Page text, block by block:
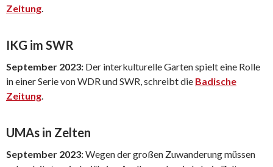
Zeitung.
IKG im SWR
September 2023: Der interkulturelle Garten spielt eine Rolle
in einer Serie von WDR und SWR, schreibt die Badische
Zeitung.
UMAs in Zelten
September 2023:Wegen der großen Zuwanderung müssen